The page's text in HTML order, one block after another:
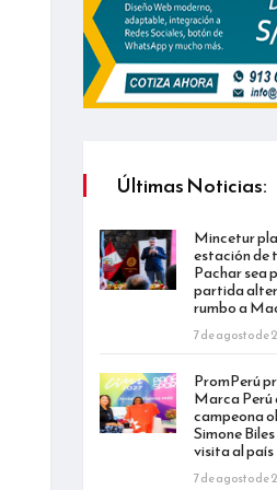
Últimas Noticias:
Mincetur
estación de
Pachar sea
partida
rumbo a
7 de agosto de
PromPerú
Marca Perú
campeona
Simone Biles
visita al país
7 de agosto de